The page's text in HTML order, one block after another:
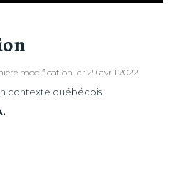
modification le : 29 avril 2022
contexte québécois